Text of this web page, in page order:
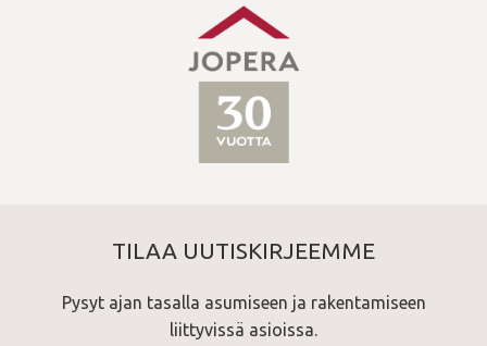
TILAA UUTISKIRJEEMME
Pysyt ajan tasalla asumiseen ja rakentamiseen
liittyvissä asioissa.